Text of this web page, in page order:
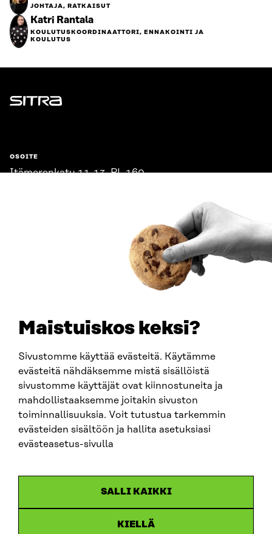
Maistuiskos keksi?
Sivustomme käyttää evästeitä. Käytämme
evästeitä nähdäksemme mistä sisällöistä
sivustomme käyttäjät ovat kiinnostuneita ja
mahdollistaaksemme joitakin sivuston
toiminnallisuuksia. Voit tutustua tarkemmin
evästeiden sisältöön ja hallita asetuksiasi
evästeasetus-sivulla
SALLI KAIKKI
KIELLÄ
JOHTAJA, RATKAISUT
Katri Rantala
KOULUTUSKOORDINAATTORI, ENNAKOINTI JA
KOULUTUS
Sitra
OSOITE
Itämerenkatu 11-13, PL 160,
SITRA SOSIAALISESSA MEDIASSA
LinkedIn
Instagram
YouTube